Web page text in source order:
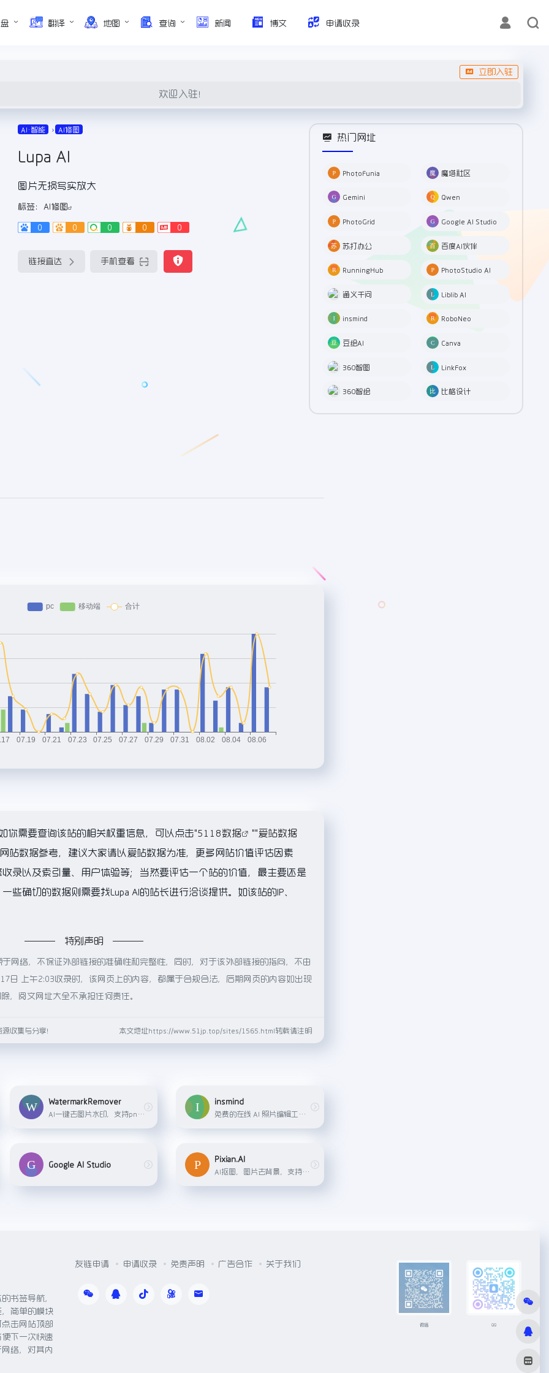
翻译 地图 查询 新闻 博文 申请收录
立即入驻
欢迎入驻！
AI•智能 AI修图
Lupa AI
图片无损写实放大
标签： AI修图
0 0 0 0 0
链接直达 手机查看
热门网址
PhotoFunia 魔塔社区
Gemini Qwen
PhotoGrid Google AI Studio
苏打办公 百度AI伙伴
RunningHub PhotoStudio AI
通义千问 Liblib AI
insmind RoboNeo
豆绘AI Canva
360智图 LinkFox
360智绘 比格设计
你需要查询该站的相关权重信息，可以点击"5118数据 ""爱站数据
站数据参考，建议大家请以爱站数据为准，更多网站价值评估因素
收录以及索引量、用户体验等；当然要评估一个站的价值，最主要还是
些确切的数据则需要找Lupa AI的站长进行洽谈提供。如该站的IP、
特别声明
网络，不保证外部链接的准确性和完整性，同时，对于该外部链接的指向，不由
日 上午2:03收录时，该网页上的内容，都属于合规合法，后期网页的内容如出现
，阅文网址大全不承担任何责任。
收集与分享！ 本文地址https://www.51jp.top/sites/1565.html转载请注明
WatermarkRemover
AI一键去图片水印，支持png，jpeg，jpg，webp等多种格式图片
insmind
免费的在线 AI 照片编辑工具，支持AI一键生成商品背景、AI替换模特、AI广告图、AI扩图、在线制作商品透明图以及发丝级人像抠图等功能，帮助商家轻松高效地生成工作室级别的商品图片，全面满足商家的图像处理和设计需求。
Google AI Studio
Pixian.AI
AI抠图，图片去背景，支持一件批量去除png，jpeg，jpg，webp等多种格式图片背景
书签导航，
简单的模块
击网站顶部
下一次快速
络，对其内
友链申请 申请收录 免责声明 广告合作 关于我们
微信 QQ